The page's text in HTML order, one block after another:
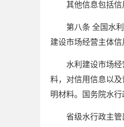
其他信息包括
第八条 全国水
建设市场经营主体
水利建设市场
料，对信用信息以
明材料。国务院水
省级水行政主